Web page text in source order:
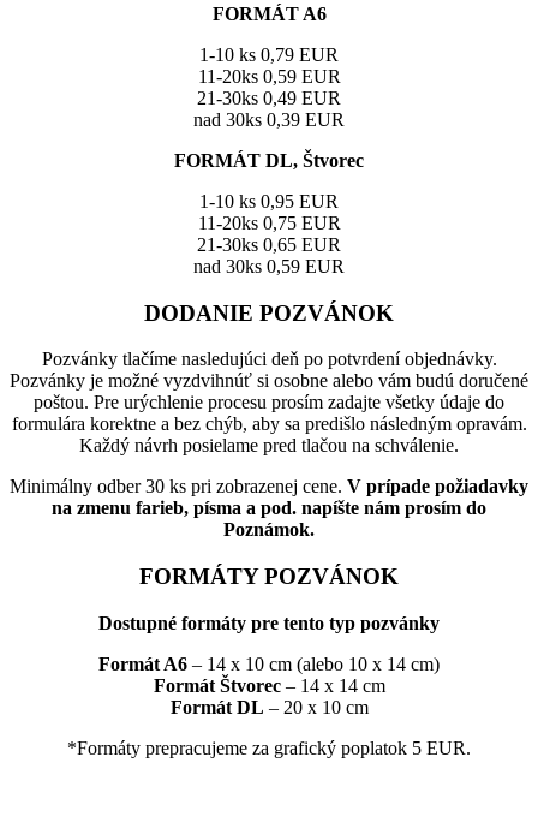
FORMÁT A6
1-10 ks 0,79 EUR
11-20ks 0,59 EUR
21-30ks 0,49 EUR
nad 30ks 0,39 EUR
FORMÁT DL, Štvorec
1-10 ks 0,95 EUR
11-20ks 0,75 EUR
21-30ks 0,65 EUR
nad 30ks 0,59 EUR
DODANIE POZVÁNOK
Pozvánky tlačíme nasledujúci deň po potvrdení objednávky.
Pozvánky je možné vyzdvihnúť si osobne alebo vám budú doručené
poštou. Pre urýchlenie procesu prosím zadajte všetky údaje do
formulára korektne a bez chýb, aby sa predišlo následným opravám.
Každý návrh posielame pred tlačou na schválenie.
Minimálny odber 30 ks pri zobrazenej cene. V prípade požiadavky
na zmenu farieb, písma a pod. napíšte nám prosím do
Poznámok.
FORMÁTY POZVÁNOK
Dostupné formáty pre tento typ pozvánky
Formát A6 – 14 x 10 cm (alebo 10 x 14 cm)
Formát Štvorec– 14 x 14 cm
Formát DL – 20 x 10 cm
*Formáty prepracujeme za grafický poplatok 5 EUR.